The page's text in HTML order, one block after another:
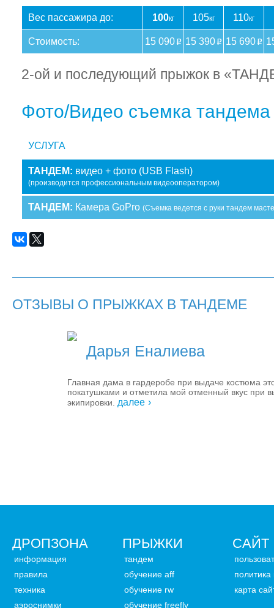
Вес пассажира до: 100кг 105кг 110кг
Стоимость: 15 090o 15 390o 15 690o
2-ой и последующий прыжок в
Фото/Видео съемка тандема
УСЛУГА
ТАНДЕМ: видео + фото (USB Flash)
(производится профессиональным видеооператором)
ТАНДЕМ: Камера GoPro (Съемка ведется с руки тандем
ОТЗЫВЫ О ПРЫЖКАХ В ТАНДЕМЕ
Дарья Еналиева
Главная дама в гардеробе при выдаче костюма
покатушками и отметила мой отменный вкус при
экипировки. далее
ДРОПЗОНА
информация
правила
техника
аэроснимки
ПРЫЖКИ
тандем
обучение aff
обучение rw
обучение freefly
САЙТ
карта